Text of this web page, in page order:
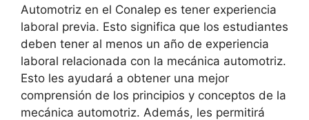
Automotriz en el Conalep es tener experiencia
laboral previa. Esto significa que los estudiantes
deben tener al menos un año de experiencia
laboral relacionada con la mecánica automotriz.
Esto les ayudará a obtener una mejor
comprensión de los principios y conceptos de la
mecánica automotriz. Además, les permitirá